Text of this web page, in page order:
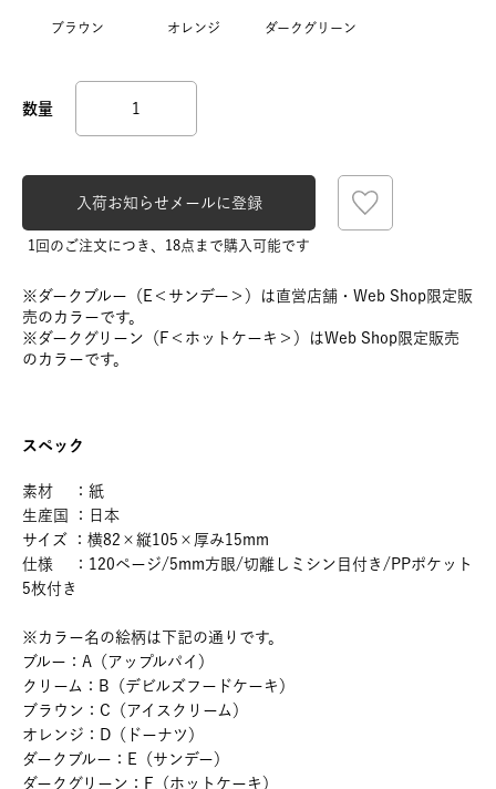
ブラウン オレンジ ダークグリーン
入荷お知らせメールに登録
1回のご注文につき、18点まで購入可能です
※ダークブルー（E＜サンデー＞）は直営店舗・Web Shop限定販
売のカラーです。
※ダークグリーン（F＜ホットケーキ＞）はWeb Shop限定販売
のカラーです。
スペック
素材 ：紙
生産国 ：日本
サイズ ：横82×縦105×厚み15mm
仕様 ：120ページ/5mm方眼/切離しミシン目付き/PPポケット
5枚付き
※カラー名の絵柄は下記の通りです。
ブルー：A（アップルパイ）
クリーム：B（デビルズフードケーキ）
ブラウン：C（アイスクリーム）
オレンジ：D（ドーナツ）
ダークブルー：E（サンデー）
ダークグリーン：F（ホットケーキ）